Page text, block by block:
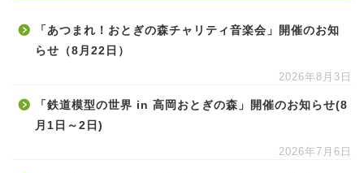
「あつまれ！おとぎの森チャリティ音楽会」開催のお知
らせ（8月22日）
2026年8月3日
「鉄道模型の世界 in 高岡おとぎの森」開催のお知らせ(8
月1日～2日)
2026年7月6日